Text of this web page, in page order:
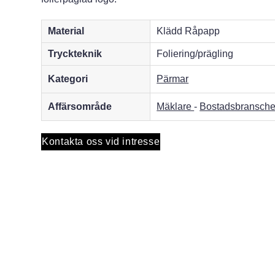
Material Klädd Råpapp
Tryckteknik Foliering/prägling
Kategori Pärmar
Affärsområde Mäklare-
Kontakta oss vid intresse